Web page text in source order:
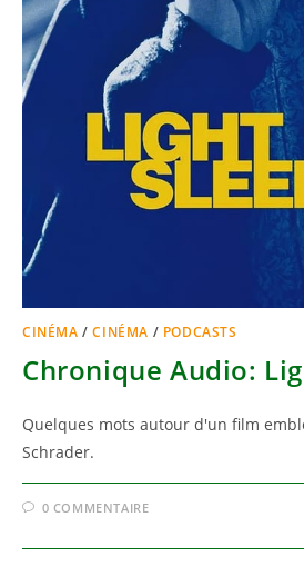
CINÉMA /CINÉMA / PODCASTS
Chronique Audio:
Quelques mots autour d'un film
Schrader.
0 COMMENTAIRE